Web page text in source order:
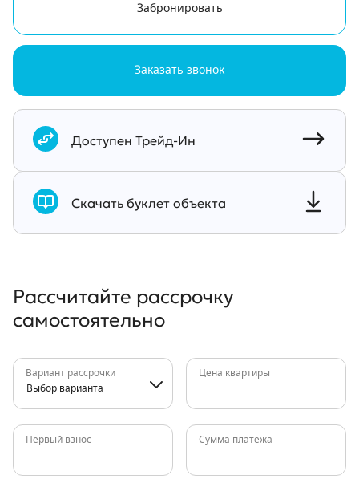
Забронировать
Заказать звонок
Документы
Доступен Трейд-Ин
Скачать буклет объекта
Рассчитайте рассрочку
самостоятельно
Вариант рассрочки
Выбор варианта
Цена квартиры
Первый взнос Сумма платежа